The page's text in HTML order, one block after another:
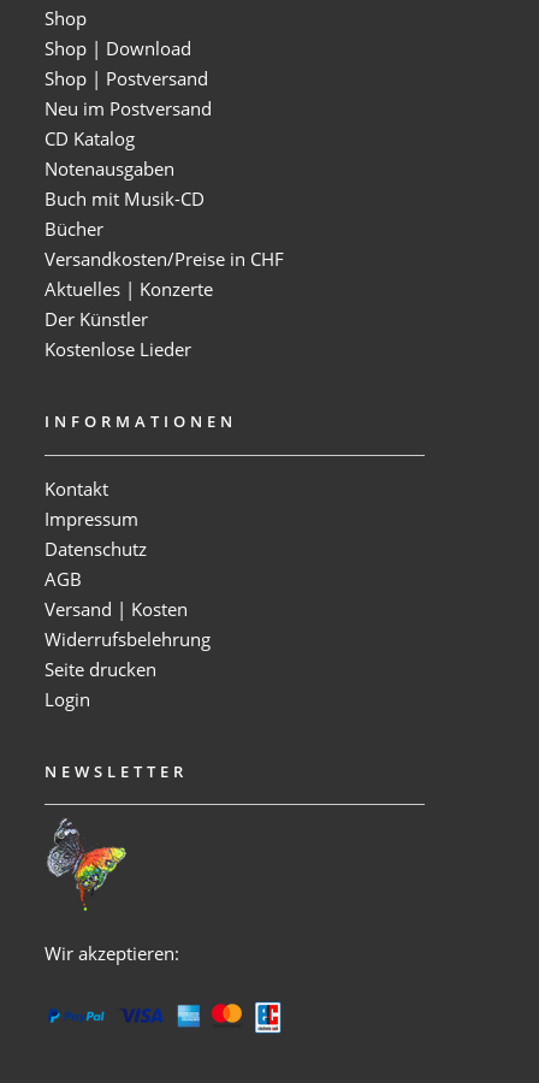
Shop
Shop | Download
Shop | Postversand
Neu im Postversand
CD Katalog
Notenausgaben
Buch mit Musik-CD
Bücher
Versandkosten/Preise in CHF
Aktuelles | Konzerte
Der Künstler
Kostenlose Lieder
INFORMATIONEN
Kontakt
Impressum
Datenschutz
AGB
Versand | Kosten
Widerrufsbelehrung
Seite drucken
Login
NEWSLETTER
Wir akzeptieren: